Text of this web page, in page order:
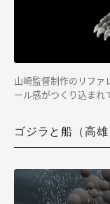
山崎監督制作のリファ
ール感がつくり込まれ
ゴジラと船（高